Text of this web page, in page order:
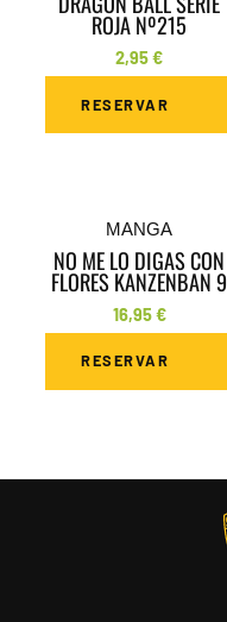
ROJA Nº215
2,95€
RESERVAR
MANGA
NO ME LO DIGAS CON
FLORES KANZENBAN 9
16,95€
RESERVAR